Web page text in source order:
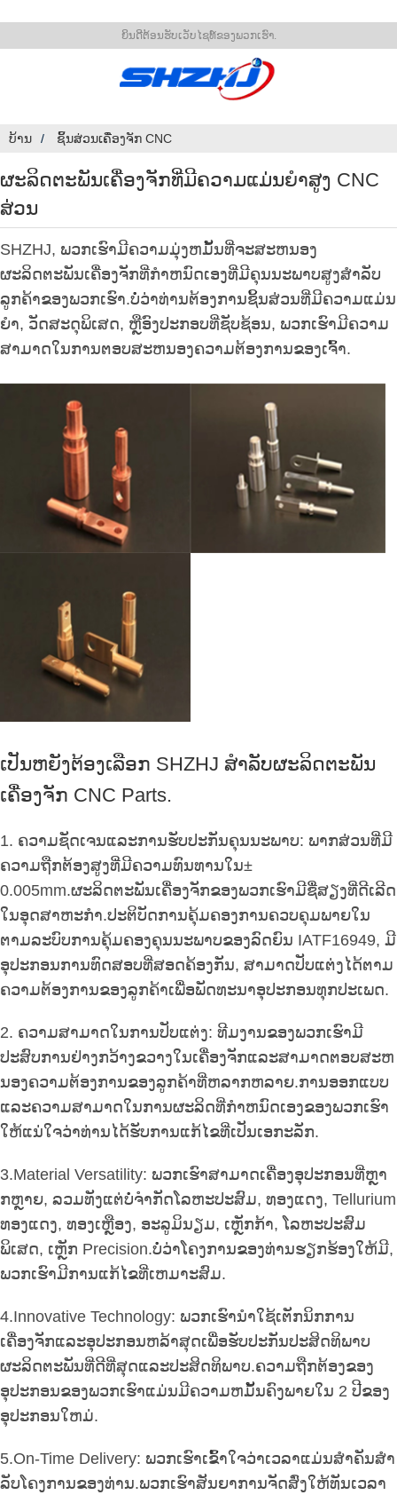
ຍິນດີຕ້ອນຮັບເວັບໄຊທ໌ຂອງພວກເຮົາ.
ບ້ານ ຊິ້ນສ່ວນເຄື່ອງຈັກ CNC
ຜະລິດຕະພັນເຄື່ອງຈັກທີ່ມີຄວາມແມ່ນຍໍາສູງ CNC
ສ່ວນ
SHZHJ, ພວກເຮົາມີຄວາມມຸ່ງຫມັ້ນທີ່ຈະສະຫນອງ
ຜະລິດຕະພັນເຄື່ອງຈັກທີ່ກໍາຫນົດເອງທີ່ມີຄຸນນະພາບສູງສໍາລັບ
ລູກຄ້າຂອງພວກເຮົາ.ບໍ່ວ່າທ່ານຕ້ອງການຊິ້ນສ່ວນທີ່ມີຄວາມແມ່ນ
ຍໍາ, ວັດສະດຸພິເສດ, ຫຼືອົງປະກອບທີ່ຊັບຊ້ອນ, ພວກເຮົາມີຄວາມ
ສາມາດໃນການຕອບສະຫນອງຄວາມຕ້ອງການຂອງເຈົ້າ.
ເປັນຫຍັງຕ້ອງເລືອກ SHZHJ ສໍາລັບຜະລິດຕະພັນ
ເຄື່ອງຈັກ CNC Parts.
1. ຄວາມຊັດເຈນແລະການຮັບປະກັນຄຸນນະພາບ: ພາກສ່ວນທີ່ມີ
ຄວາມຖືກຕ້ອງສູງທີ່ມີຄວາມທົນທານໃນ±
0.005mm.ຜະລິດຕະພັນເຄື່ອງຈັກຂອງພວກເຮົາມີຊື່ສຽງທີ່ດີເລີດ
ໃນອຸດສາຫະກໍາ.ປະຕິບັດການຄຸ້ມຄອງການຄວບຄຸມພາຍໃນ
ຕາມລະບົບການຄຸ້ມຄອງຄຸນນະພາບຂອງລົດຍົນ IATF16949, ມີ
ອຸປະກອນການທົດສອບທີ່ສອດຄ້ອງກັນ, ສາມາດປັບແຕ່ງໄດ້ຕາມ
ຄວາມຕ້ອງການຂອງລູກຄ້າເພື່ອພັດທະນາອຸປະກອນທຸກປະເພດ.
2. ຄວາມສາມາດໃນການປັບແຕ່ງ: ທີມງານຂອງພວກເຮົາມີ
ປະສົບການຢ່າງກວ້າງຂວາງໃນເຄື່ອງຈັກແລະສາມາດຕອບສະຫ
ນອງຄວາມຕ້ອງການຂອງລູກຄ້າທີ່ຫລາກຫລາຍ.ການອອກແບບ
ແລະຄວາມສາມາດໃນການຜະລິດທີ່ກໍາຫນົດເອງຂອງພວກເຮົາ
ໃຫ້ແນ່ໃຈວ່າທ່ານໄດ້ຮັບການແກ້ໄຂທີ່ເປັນເອກະລັກ.
3.Material Versatility: ພວກເຮົາສາມາດເຄື່ອງອຸປະກອນທີ່ຫຼາ
ກຫຼາຍ, ລວມທັງແຕ່ບໍ່ຈໍາກັດໂລຫະປະສົມ, ທອງແດງ, Tellurium
ທອງແດງ, ທອງເຫຼືອງ, ອະລູມິນຽມ, ເຫຼັກກ້າ, ໂລຫະປະສົມ
ພິເສດ, ເຫຼັກ Precision.ບໍ່ວ່າໂຄງການຂອງທ່ານຮຽກຮ້ອງໃຫ້ມີ,
ພວກເຮົາມີການແກ້ໄຂທີ່ເຫມາະສົມ.
4.Innovative Technology: ພວກເຮົານໍາໃຊ້ເຕັກນິກການ
ເຄື່ອງຈັກແລະອຸປະກອນຫລ້າສຸດເພື່ອຮັບປະກັນປະສິດທິພາບ
ຜະລິດຕະພັນທີ່ດີທີ່ສຸດແລະປະສິດທິພາບ.ຄວາມຖືກຕ້ອງຂອງ
ອຸປະກອນຂອງພວກເຮົາແມ່ນມີຄວາມຫມັ້ນຄົງພາຍໃນ 2 ປີຂອງ
ອຸປະກອນໃຫມ່.
5.On-Time Delivery: ພວກເຮົາເຂົ້າໃຈວ່າເວລາແມ່ນສໍາຄັນສໍາ
ລັບໂຄງການຂອງທ່ານ.ພວກເຮົາສັນຍາການຈັດສົ່ງໃຫ້ທັນເວລາ